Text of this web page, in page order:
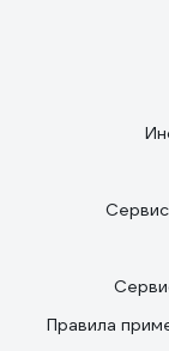
Правила